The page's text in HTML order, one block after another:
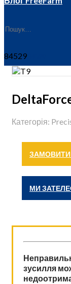
84529
Категорія:
ЗАМОВИТИ
МИ
зусилля